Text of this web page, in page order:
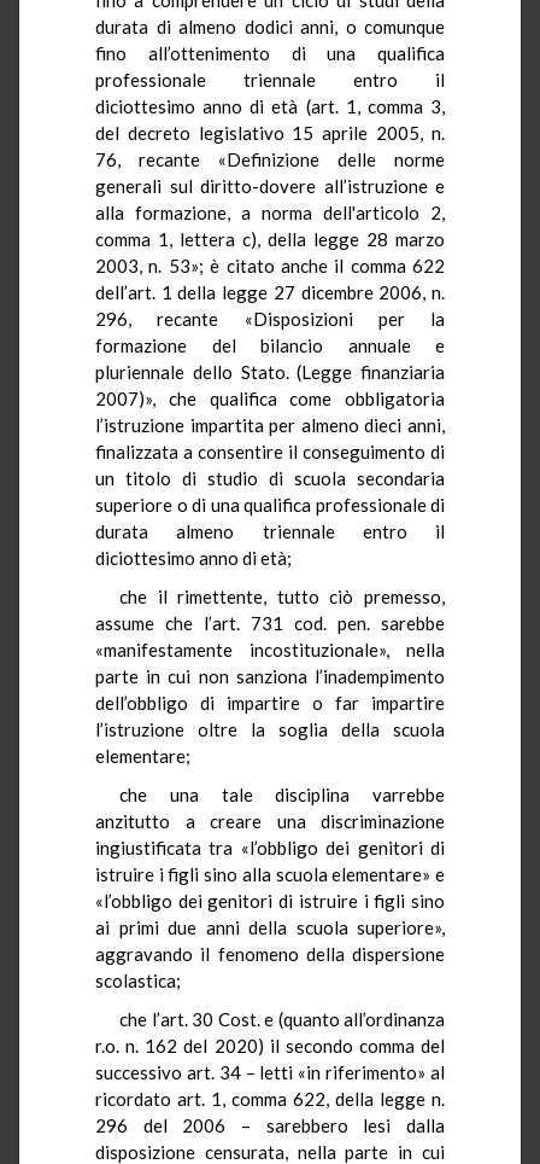
durata di almeno dodici anni, o comunque
fino all’ottenimento di una qualifica
professionale triennale entro il
diciottesimo anno di età (art. 1, comma 3,
del decreto legislativo 15 aprile 2005, n.
76, recante «Definizione delle norme
generali sul diritto-dovere all’istruzione e
alla formazione, a norma dell'articolo 2,
comma 1, lettera c), della legge 28 marzo
2003, n. 53»; è citato anche il comma 622
dell’art. 1 della legge 27 dicembre 2006, n.
296, recante «Disposizioni per la
formazione del bilancio annuale e
pluriennale dello Stato. (Legge finanziaria
2007)», che qualifica come obbligatoria
l’istruzione impartita per almeno dieci anni,
finalizzata a consentire il conseguimento di
un titolo di studio di scuola secondaria
superiore o di una qualifica professionale di
durata almeno triennale entro il
diciottesimo anno di età;
che il rimettente, tutto ciò premesso,
assume che l’art. 731 cod. pen. sarebbe
«manifestamente incostituzionale», nella
parte in cui non sanziona l’inadempimento
dell’obbligo di impartire o far impartire
l’istruzione oltre la soglia della scuola
elementare;
che una tale disciplina varrebbe
anzitutto a creare una discriminazione
ingiustificata tra «l’obbligo dei genitori di
istruire i figli sino alla scuola elementare» e
«l’obbligo dei genitori di istruire i figli sino
ai primi due anni della scuola superiore»,
aggravando il fenomeno della dispersione
scolastica;
che l’art. 30 Cost. e (quanto all’ordinanza
r.o. n. 162 del 2020) il secondo comma del
successivo art. 34 – letti «in riferimento» al
ricordato art. 1, comma 622, della legge n.
296 del 2006 – sarebbero lesi dalla
disposizione censurata, nella parte in cui